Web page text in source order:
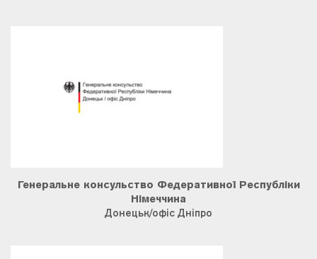
Генеральне консульство Федеративної Республіки
Німеччина
Донецьк/офіс Дніпро